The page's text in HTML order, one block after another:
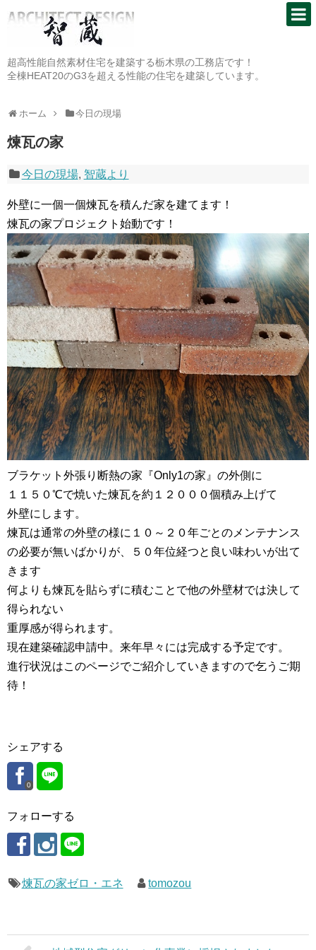
超高性能自然素材住宅を建築する栃木県の工務店です！
全棟HEAT20のG3を超える性能の住宅を建築しています。
ホーム 今日の現場
煉瓦の家
今日の現場, 智蔵より
外壁に一個一個煉瓦を積んだ家を建てます！
煉瓦の家プロジェクト始動です！
ブラケット外張り断熱の家『Only1の家』の外側に
１１５０℃で焼いた煉瓦を約１２０００個積み上げて
外壁にします。
煉瓦は通常の外壁の様に１０～２０年ごとのメンテナンス
の必要が無いばかりが、５０年位経つと良い味わいが出て
きます
何よりも煉瓦を貼らずに積むことで他の外壁材では決して
得られない
重厚感が得られます。
現在建築確認申請中。来年早々には完成する予定です。
進行状況はこのページでご紹介していきますので乞うご期
待！
シェアする
0
フォローする
煉瓦の家ゼロ・エネ tomozou